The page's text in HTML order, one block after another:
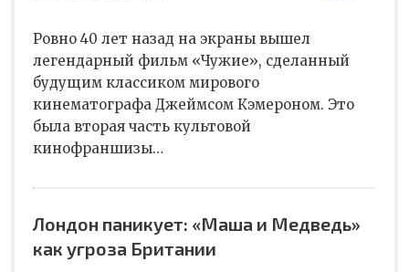
Ровно 40 лет назад на экраны вышел
легендарный фильм «Чужие», сделанный
будущим классиком мирового
кинематографа Джеймсом Кэмероном. Это
была вторая часть культовой
кинофраншизы…
Лондон паникует: «Маша и Медведь»
как угроза Британии